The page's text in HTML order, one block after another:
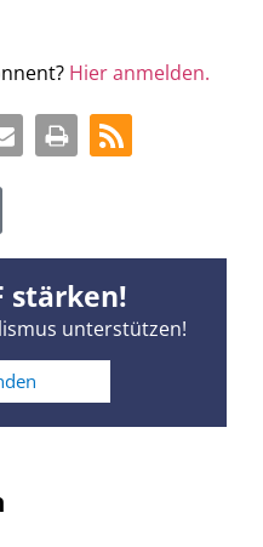
Hier anmelden.
stärken!
unterstützen!